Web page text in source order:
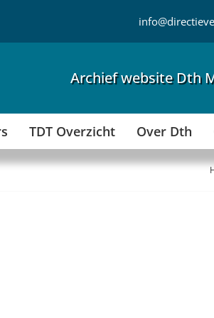
Archief website Dth
TDT Overzicht Over Dth